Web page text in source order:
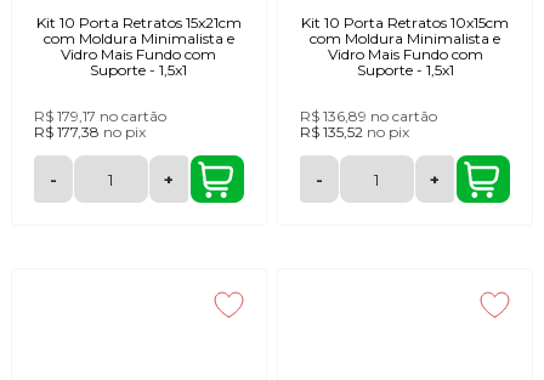
Kit 10 Porta Retratos 15x21cm
com Moldura Minimalista e
Vidro Mais Fundo com
Suporte - 1,5x1
R$ 179,17 no cartão
R$ 177,38 no pix
- +
Kit 10 Porta Retratos 10x15cm
com Moldura Minimalista e
Vidro Mais Fundo com
Suporte - 1,5x1
R$ 136,89 no cartão
R$ 135,52 no pix
- +